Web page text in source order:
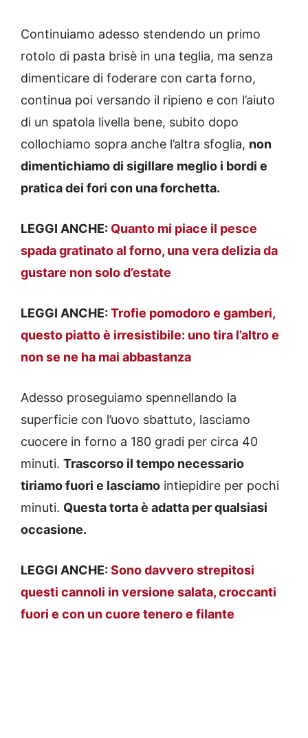
Continuiamo adesso stendendo un primo
rotolo di pasta brisè in una teglia, ma senza
dimenticare di foderare con carta forno,
continua poi versando il ripieno e con l’aiuto
di un spatola livella bene, subito dopo
collochiamo sopra anche l’altra sfoglia, non
dimentichiamo di sigillare meglio i bordi e
pratica dei fori con una forchetta.
LEGGI ANCHE: Quanto mi piace il pesce
spada gratinato al forno, una vera delizia da
gustare non solo d’estate
LEGGI ANCHE: Trofie pomodoro e gamberi,
questo piatto è irresistibile: uno tira l’altro e
non se ne ha mai abbastanza
Adesso proseguiamo spennellando la
superficie con l’uovo sbattuto, lasciamo
cuocere in forno a 180 gradi per circa 40
minuti. Trascorso il tempo necessario
tiriamo fuori e lasciamo intiepidire per pochi
minuti. Questa torta è adatta per qualsiasi
occasione.
LEGGI ANCHE: Sono davvero strepitosi
questi cannoli in versione salata, croccanti
fuori e con un cuore tenero e filante